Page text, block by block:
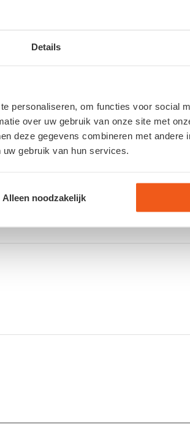
Details
personaliseren, om functies voor social
over uw gebruik van onze site met
deze gegevens combineren met andere
gebruik van hun services.
Alleen noodzakelijk
ANTWOORDEN